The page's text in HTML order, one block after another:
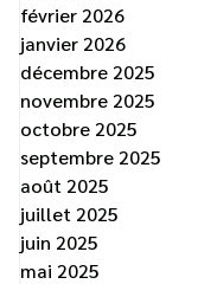
février 2026
janvier 2026
décembre 2025
novembre 2025
octobre 2025
septembre 2025
août 2025
juillet 2025
juin 2025
mai 2025